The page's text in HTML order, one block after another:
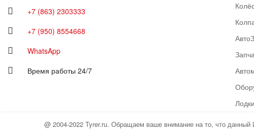
+7 (863) 2303333
+7 (950) 8554668
WhatsApp
Время работы 24/7
@ 2004-2022 Tyrer.ru. Обращаем ваше внимание на то, что данный